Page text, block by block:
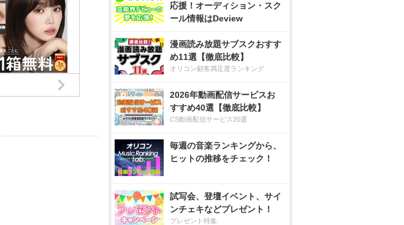
応援！オーディション・スク
ール情報はDeview
漫画読み放題サブスクおすす
め11選【徹底比較】
オリコン顧客満足度ランキング
2026年動画配信サービスお
すすめ40選【徹底比較】
CS動画配信サービス20選
毎週の音楽ランキングから、
ヒットの推移をチェック！
試写会、登壇イベント、サイ
ンチェキなどプレゼント！
プレゼント特集